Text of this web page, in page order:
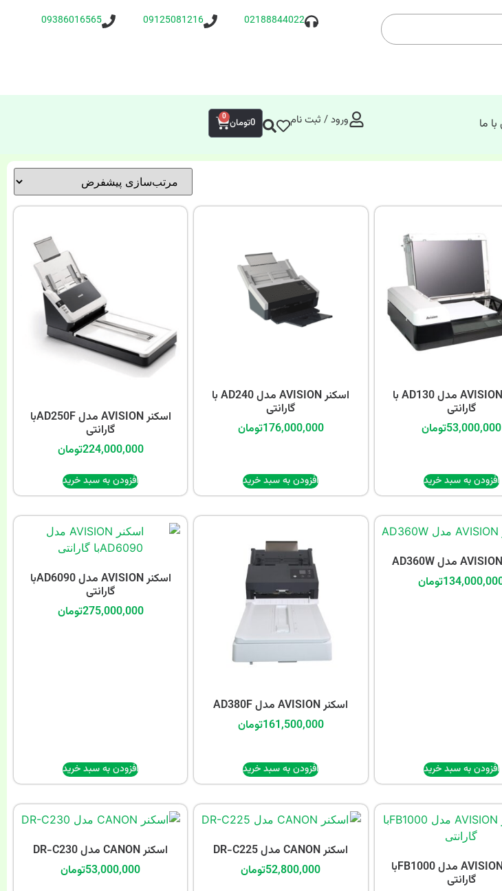
02188844022
09125081216
09386016565
ما ورود / ثبت نام 0تومان 0
اسکنر AVISION مدل AD130 با
گارانتی
53,000,000تومان
افزودن به سبد خرید
اسکنر AVISION مدل AD240 با
گارانتی
176,000,000تومان
افزودن به سبد خرید
اسکنر AVISION مدل AD250Fبا
گارانتی
224,000,000تومان
افزودن به سبد خرید
تومان
افزودن به سبد خرید
اسکنر AVISION مدل AD380F
161,500,000تومان
افزودن به سبد خرید
اسکنر AVISION مدل AD6090با
گارانتی
275,000,000تومان
افزودن به سبد خرید
اسکنر AVISION مدل FB1000با
گارانتی
اسکنر CANON مدل DR-C225
52,800,000تومان
اسکنر CANON مدل DR-C230
53,000,000تومان